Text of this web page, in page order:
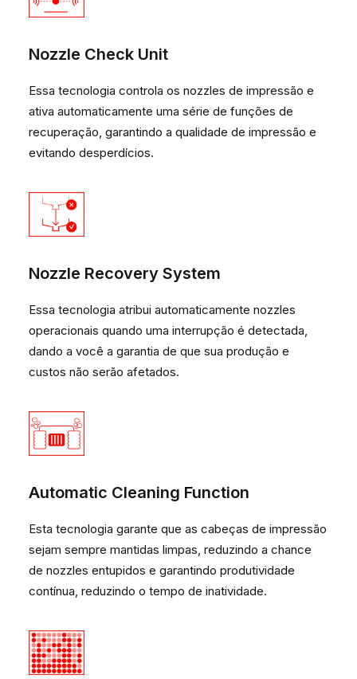
Nozzle Check Unit
Essa tecnologia controla os nozzles de impressão e
ativa automaticamente uma série de funções de
recuperação, garantindo a qualidade de impressão e
evitando desperdícios.
Nozzle Recovery System
Essa tecnologia atribui automaticamente nozzles
operacionais quando uma interrupção é detectada,
dando a você a garantia de que sua produção e
custos não serão afetados.
Automatic Cleaning Function
Esta tecnologia garante que as cabeças de impressão
sejam sempre mantidas limpas, reduzindo a chance
de nozzles entupidos e garantindo produtividade
contínua, reduzindo o tempo de inatividade.